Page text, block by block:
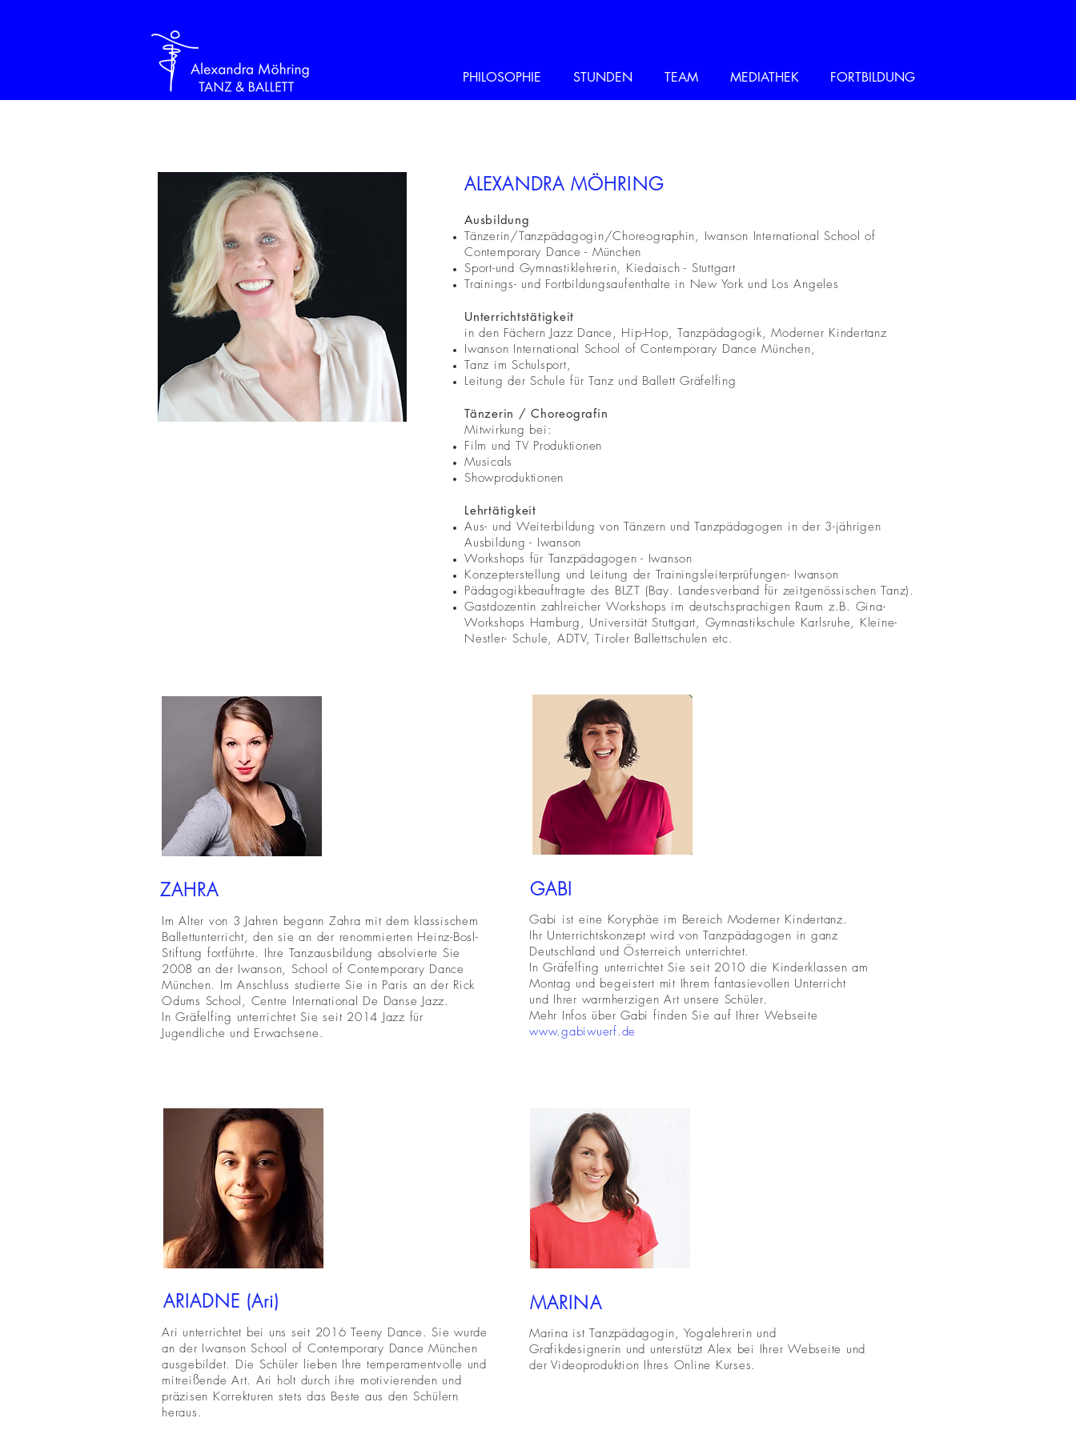
PHILOSOPHIE STUNDEN TEAM MEDIATHEK FORTBILDUNG
ALEXANDRA MÖHRING
Ausbildung
Tänzerin/Tanzpädagogin/Choreographin, Iwanson International School of
Contemporary Dance - München
Sport-und Gymnastiklehrerin, Kiedaisch - Stuttgart
Trainings- und Fortbildungsaufenthalte in New York und Los Angeles
Unterrichtstätigkeit
in den Fächern Jazz Dance, Hip-Hop, Tanzpädagogik, Moderner Kindertanz
Iwanson International School of Contemporary Dance München,
Tanz im Schulsport,
Leitung der Schule für Tanz und Ballett Gräfelfing
Tänzerin / Choreografin
Mitwirkung bei:
Film und TV Produktionen
Musicals
Showproduktionen
Lehrtätigkeit
Aus- und Weiterbildung von Tänzern und Tanzpädagogen in der 3-jährigen
Ausbildung - Iwanson
Workshops für Tanzpädagogen - Iwanson
Konzepterstellung und Leitung der Trainingsleiterprüfungen- Iwanson
Pädagogikbeauftragte des BLZT (Bay. Landesverband für zeitgenössischen Tanz).
Gastdozentin zahlreicher Workshops im deutschsprachigen Raum z.B. Gina-
Workshops Hamburg, Universität Stuttgart, Gymnastikschule Karlsruhe, Kleine-
Nestler- Schule, ADTV, Tiroler Ballettschulen etc.
ZAHRA
Im Alter von 3 Jahren begann Zahra mit dem klassischem
Ballettunterricht, den sie an der renommierten Heinz-Bosl-
Stiftung fortführte. Ihre Tanzausbildung absolvierte Sie
2008 an der Iwanson, School of Contemporary Dance
München. Im Anschluss studierte Sie in Paris an der Rick
Odums School, Centre International De Danse Jazz.
In Gräfelfing unterrichtet Sie seit 2014 Jazz für
Jugendliche und Erwachsene.
GABI
Gabi ist eine Koryphäe im Bereich Moderner Kindertanz.
Ihr Unterrichtskonzept wird von Tanzpädagogen in ganz
Deutschland und Österreich unterrichtet.
In Gräfelfing unterrichtet Sie seit 2010 die Kinderklassen am
Montag und begeistert mit Ihrem fantasievollen Unterricht
und Ihrer warmherzigen Art unsere Schüler.
Mehr Infos über Gabi finden Sie auf Ihrer Webseite
www.gabiwuerf.de
ARIADNE (Ari)
Ari unterrichtet bei uns seit 2016 Teeny Dance. Sie wurde
an der Iwanson School of Contemporary Dance München
ausgebildet. Die Schüler lieben Ihre temperamentvolle und
mitreißende Art. Ari holt durch ihre motivierenden und
präzisen Korrekturen stets das Beste aus den Schülern
heraus.
MARINA
Marina ist Tanzpädagogin, Yogalehrerin und
Grafikdesignerin und unterstützt Alex bei Ihrer Webseite und
der Videoproduktion Ihres Online Kurses.